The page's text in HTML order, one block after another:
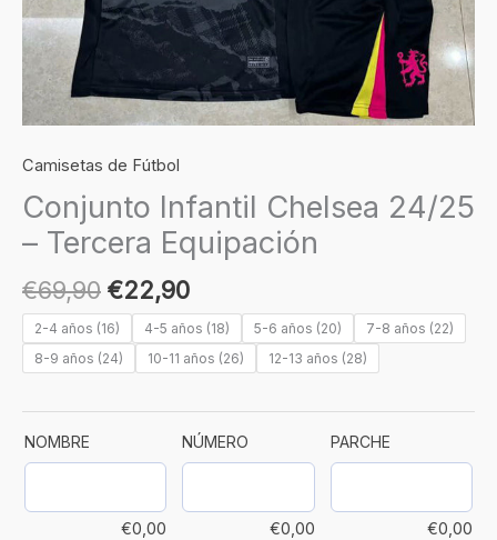
Camisetas de Fútbol
Conjunto Infantil Chelsea 24/25
– Tercera Equipación
€69,90 €22,90
2-4 años (16) 4-5 años (18) 5-6 años (20)
7-8 años (22)
8-9 años (24)
10-11 años (26) 12-13 años (28)
NOMBRE
€0,00
NÚMERO
€0,00
PARCHE
€0,00